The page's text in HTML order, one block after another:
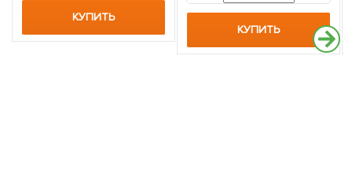
КУПИТЬ
КУПИТЬ